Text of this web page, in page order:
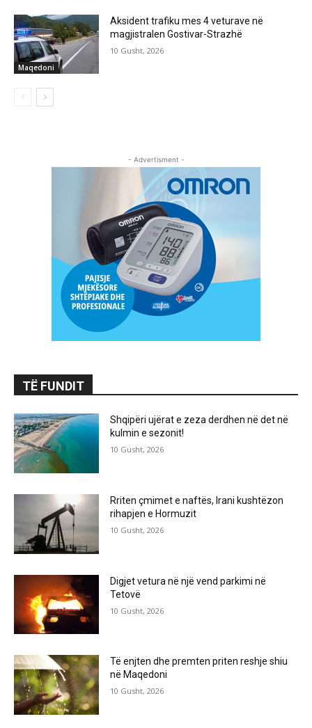
Maqedoni
Aksident trafiku mes 4 veturave në
magjistralen Gostivar-Strazhë
10 Gusht, 2026
- Advertisment -
TË FUNDIT
Shqipëri ujërat e zeza derdhen në det në
kulmin e sezonit!
10 Gusht, 2026
Rriten çmimet e naftës, Irani kushtëzon
rihapjen e Hormuzit
10 Gusht, 2026
Digjet vetura në një vend parkimi në
Tetovë
10 Gusht, 2026
Të enjten dhe premten priten reshje shiu
në Maqedoni
10 Gusht, 2026